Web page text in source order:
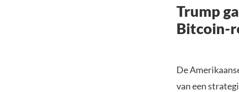
Trump
Bitcoin-
De
van een